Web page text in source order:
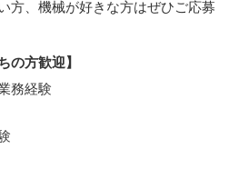
方、機械が好きな方はぜひご応募
の方歓迎】
務経験